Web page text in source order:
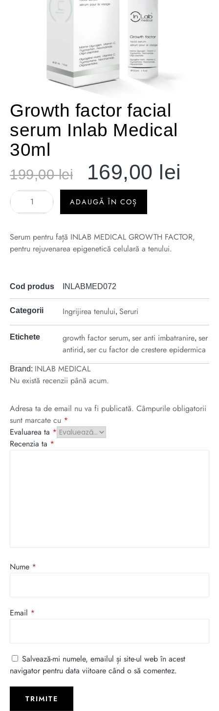
Growth factor facial
serum Inlab Medical
30ml
199,00lei 169,00 lei
ADAUGĂ ÎN COȘ
Serum pentru față INLAB MEDICAL GROWTH FACTOR,
pentru rejuvenarea epigenetică celulară a tenului.
Cod produs INLABMED072
Categorii Ingrijirea tenului, Seruri
Etichete growth factor serum, ser anti imbatranire, ser
antirid, ser cu factor de crestere epidermica
Brand: INLAB MEDICAL
Nu există recenzii până acum.
Adresa ta de email nu va fi publicată. Câmpurile obligatorii
sunt marcate cu *
Evaluarea ta *
Recenzia ta *
Nume *
Email *
Salvează-mi numele, emailul și site-ul web în acest
navigator pentru data viitoare când o să comentez.